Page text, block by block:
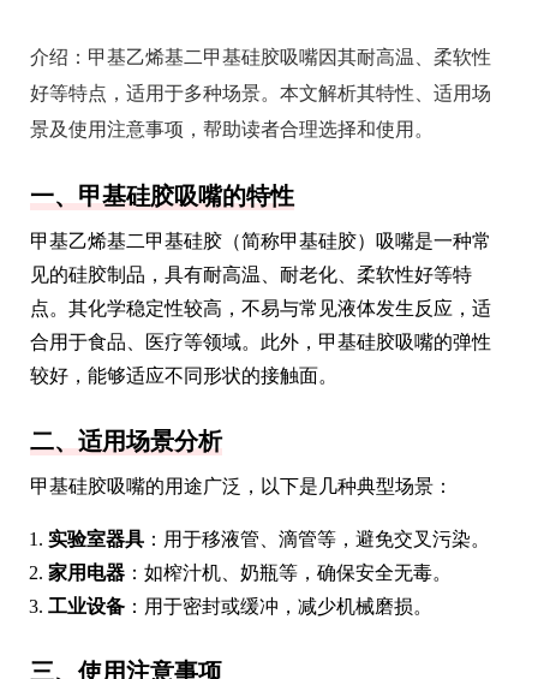
介绍： 甲基乙烯基二甲基硅胶吸嘴因其耐高温、柔软性
好等特点，适用于多种场景。本文解析其特性、适用场
景及使用注意事项，帮助读者合理选择和使用。
一、甲基硅胶吸嘴的特性
甲基乙烯基二甲基硅胶（简称甲基硅胶）吸嘴是一种常
见的硅胶制品，具有耐高温、耐老化、柔软性好等特
点。其化学稳定性较高，不易与常见液体发生反应，适
合用于食品、医疗等领域。此外，甲基硅胶吸嘴的弹性
较好，能够适应不同形状的接触面。
二、适用场景分析
甲基硅胶吸嘴的用途广泛，以下是几种典型场景：
实验室器具 ：用于移液管、滴管等，避免交叉污染。
家用电器 ：如榨汁机、奶瓶等，确保安全无毒。
工业设备 ：用于密封或缓冲，减少机械磨损。
三、使用注意事项